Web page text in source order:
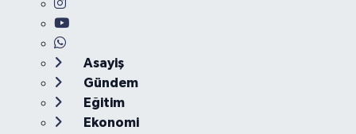
Asayiş
Gündem
Eğitim
Ekonomi